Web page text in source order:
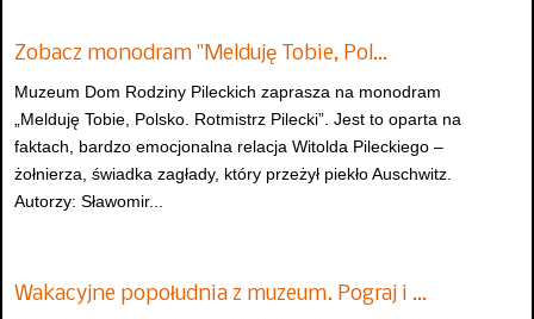
Zobacz monodram "Melduję Tobie, Pol…
Muzeum Dom Rodziny Pileckich zaprasza na monodram
„Melduję Tobie, Polsko. Rotmistrz Pilecki”. Jest to oparta na
faktach, bardzo emocjonalna relacja Witolda Pileckiego –
żołnierza, świadka zagłady, który przeżył piekło Auschwitz.
Autorzy: Sławomir...
Wakacyjne popołudnia z muzeum. Pograj i …